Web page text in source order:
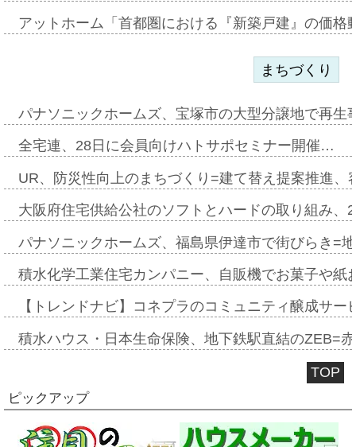
アットホーム「首都圏における『新築戸建』の価
まちづくり
パナソニックホームズ、宝塚市の大型分譲地で再
全宅連、28日に会員向けハトサポセミナー開催…
UR、防災性向上のまちづくり=建て替え提案推進
大阪府住宅供給公社のソフトとハードの取り組み
パナソニックホームズ、福島県伊達市で街びらき=
積水化学工業住宅カンパニー、自販機でお菓子や
【トレンドナビ】コネプラのコミュニティ醸成サ
積水ハウス・日本生命保険、地下鉄駅直結のZEB=
TOP
ピックアップ